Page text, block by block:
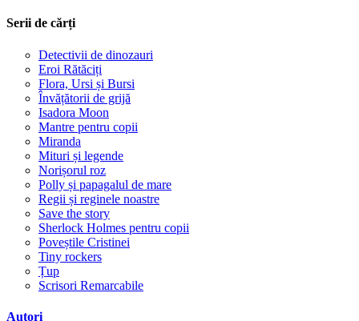
Serii de cărți
Detectivii de dinozauri
Eroi Rătăciți
Flora, Ursi și Bursi
Învățătorii de grijă
Isadora Moon
Mantre pentru copii
Miranda
Mituri și legende
Norișorul roz
Polly și papagalul de mare
Regii și reginele noastre
Save the story
Sherlock Holmes pentru copii
Poveștile Cristinei
Tiny rockers
Țup
Scrisori Remarcabile
Autori